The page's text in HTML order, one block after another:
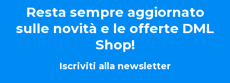
Resta sempre aggiornato
sulle novità e le offerte DML
Shop!
Iscriviti alla newsletter